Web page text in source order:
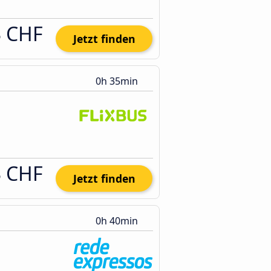
CHF Jetzt finden
0h 35min
CHF Jetzt finden
0h 40min